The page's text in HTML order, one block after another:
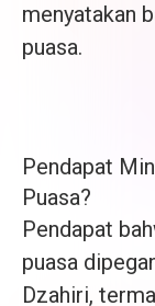
menyatakan
puasa.
Pendapat
Puasa?
Pendapat
puasa
Dzahiri,